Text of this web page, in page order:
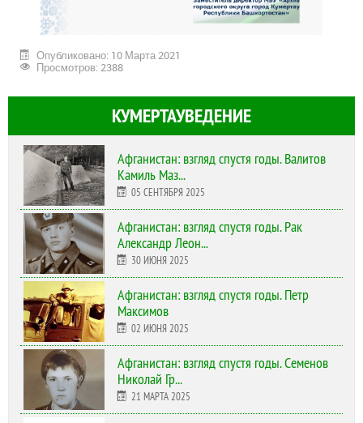
Опубликовано: 10 Марта 2021
Просмотров: 2388
КУМЕРТАУВЕДЕНИЕ
Афганистан: взгляд спустя годы. Валитов
Камиль Маз...
05 СЕНТЯБРЯ 2025
Афганистан: взгляд спустя годы. Рак
Александр Леон...
30 ИЮНЯ 2025
Афганистан: взгляд спустя годы. Петр
Максимов
02 ИЮНЯ 2025
Афганистан: взгляд спустя годы. Семенов
Николай Гр...
21 МАРТА 2025